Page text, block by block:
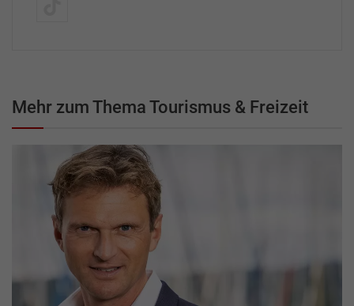
Mehr zum Thema Tourismus & Freizeit